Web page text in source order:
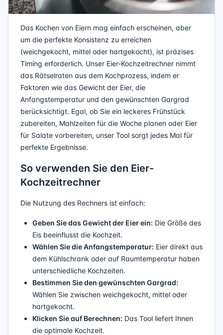
Das Kochen von Eiern mag einfach erscheinen, aber
um die perfekte Konsistenz zu erreichen
(weichgekocht, mittel oder hartgekocht), ist präzises
Timing erforderlich. Unser Eier-Kochzeitrechner nimmt
das Rätselraten aus dem Kochprozess, indem er
Faktoren wie das Gewicht der Eier, die
Anfangstemperatur und den gewünschten Gargrad
berücksichtigt. Egal, ob Sie ein leckeres Frühstück
zubereiten, Mahlzeiten für die Woche planen oder Eier
für Salate vorbereiten, unser Tool sorgt jedes Mal für
perfekte Ergebnisse.
So verwenden Sie den Eier-
Kochzeitrechner
Die Nutzung des Rechners ist einfach:
Geben Sie das Gewicht der Eier ein: Die Größe des
Eis beeinflusst die Kochzeit.
Wählen Sie die Anfangstemperatur: Eier direkt aus
dem Kühlschrank oder auf Raumtemperatur haben
unterschiedliche Kochzeiten.
Bestimmen Sie den gewünschten Gargrad:
Wählen Sie zwischen weichgekocht, mittel oder
hartgekocht.
Klicken Sie auf Berechnen: Das Tool liefert Ihnen
die optimale Kochzeit.